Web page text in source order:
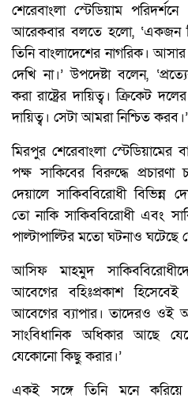
শেরেবাংলা স্টেডিয়াম
আরেকবার বলতে হলো, ‘একজন
তিনি বাংলাদেশের নাগরিক।
দেখি না।’ উপদেষ্টা বলেন,
করা রাষ্ট্রের দায়িত্ব। ক্রিকেট
দায়িত্ব। সেটা আমরা নিশ্চিত করব।’
মিরপুর শেরেবাংলা
পক্ষ সাকিবের বিরুদ্ধে প্রচারণা
দেয়ালে সাকিববিরোধী বিভিন্ন
তো নাকি সাকিববিরোধী এবং
পাল্টাপাল্টির মতো ঘটনাও ঘটেছে
আসিফ মাহমুদ
আবেগের বহিঃপ্রকাশ
আবেগের ব্যাপার। তাদেরও ওই
সাংবিধানিক অধিকার আছে
যেকোনো কিছু করার।’
একই সঙ্গে তিনি মনে